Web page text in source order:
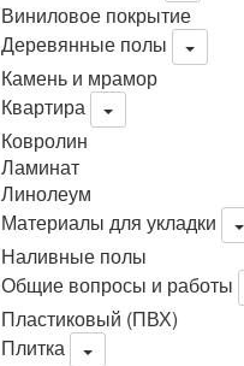
Виниловое покрытие
Деревянные полы
Камень и мрамор
Квартира
Ковролин
Ламинат
Линолеум
Материалы для укладки
Наливные полы
Общие вопросы и работы
Пластиковый (ПВХ)
Плитка